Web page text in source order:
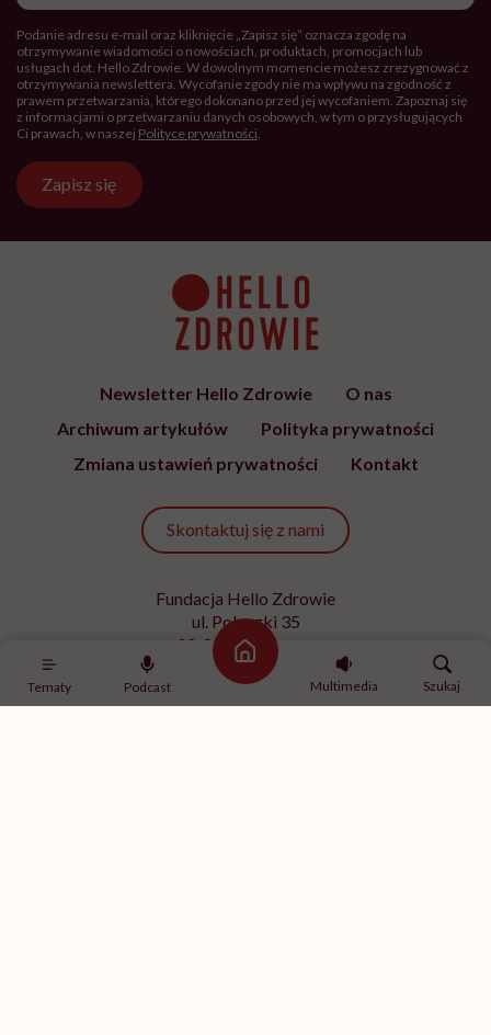
Tematy Podcast
Strona główna
Multimedia
Szukaj
Podanie adresu e-mail oraz kliknięcie „Zapisz się” oznacza zgodę na
otrzymywanie wiadomości o nowościach, produktach, promocjach lub
usługach dot. Hello Zdrowie. W dowolnym momencie możesz zrezygnować z
otrzymywania newslettera. Wycofanie zgody nie ma wpływu na zgodność z
prawem przetwarzania, którego dokonano przed jej wycofaniem. Zapoznaj się
z informacjami o przetwarzaniu danych osobowych, w tym o przysługujących
Ci prawach, w naszej Polityce prywatności
Zapisz się
Newsletter Hello Zdrowie
O nas
Archiwum artykułów
Polityka prywatności
Zmiana ustawień prywatności
Kontakt
Skontaktuj się z nami
Fundacja Hello Zdrowie
ul. Poleczki 35
02-822 Warszawa
NIP 9512613236
Kontakt z redakcją